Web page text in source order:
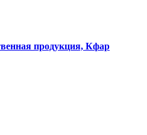
продукция, Кфар